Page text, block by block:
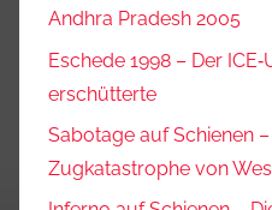
Andhra Pradesh 2005
Eschede 1998 – Der
erschütterte
Sabotage auf Schienen
Zugkatastrophe von